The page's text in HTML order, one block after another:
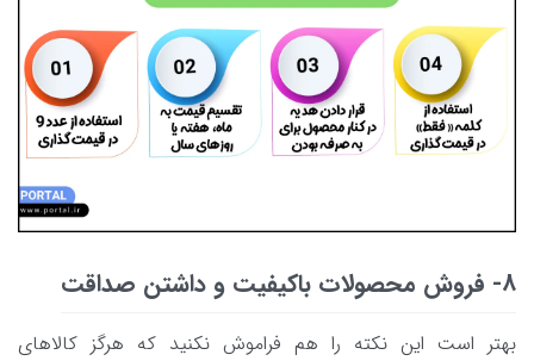
8- فروش محصولات باکیفیت و داشتن صداقت
بهتر است این نکته را هم فراموش نکنید که هرگز کالاهای